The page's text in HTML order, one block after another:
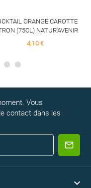
CAROTTE
NATUR'AVENIR
Vous
contact dans les
